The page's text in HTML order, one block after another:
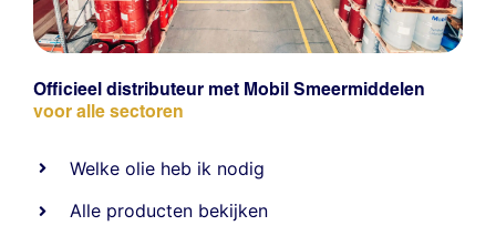
Officieel distributeur met Mobil Smeermiddelen
voor alle sectoren
Welke olie heb ik nodig
Alle producten bekijken